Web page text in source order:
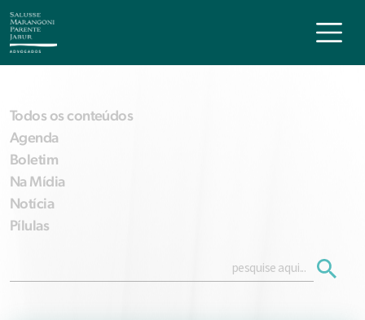
Todos os conteúdos
Agenda
Boletim
Na Mídia
Notícia
Pílulas